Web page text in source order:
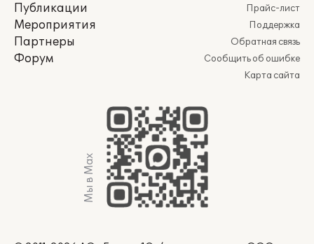
Публикации
Мероприятия
Партнеры
Форум
Прайс-лист
Поддержка
Обратная связь
Сообщить об ошибке
Карта сайта
Мы в Max